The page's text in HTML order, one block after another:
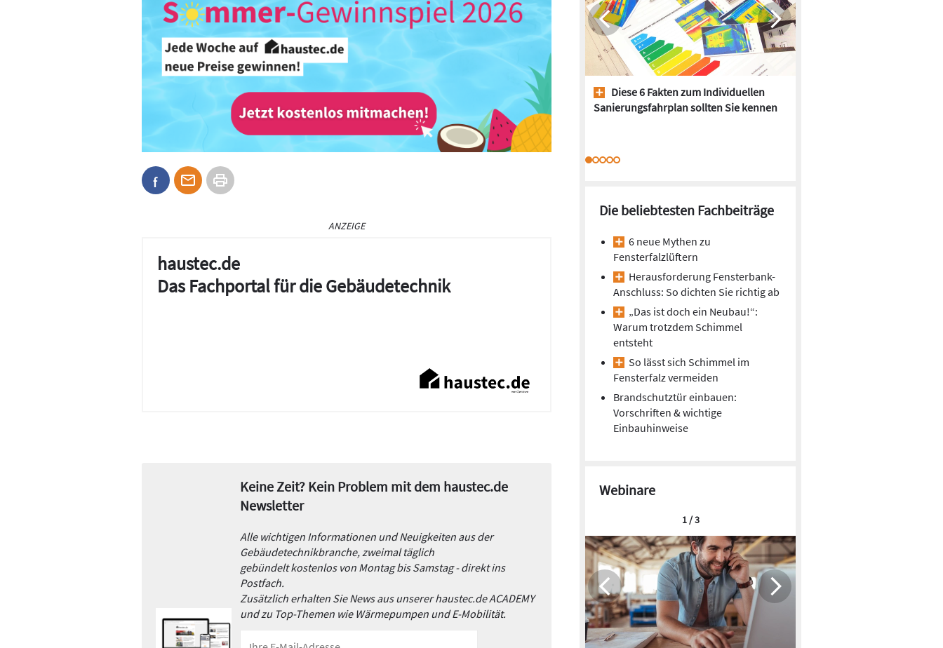
ANZEIGE
haustec.de
Das Fachportal für die Gebäudetechnik
Keine Zeit? Kein Problem mit dem haustec.de
Newsletter
Alle wichtigen Informationen und Neuigkeiten aus der
Gebäudetechnikbranche, zweimal täglich
gebündelt kostenlos von Montag bis Samstag - direkt ins
Postfach.
Zusätzlich erhalten Sie News aus unserer haustec.de ACADEMY
und zu Top-Themen wie Wärmepumpen und E-Mobilität.
Diese 6 Fakten zum Individuellen
Sanierungsfahrplan sollten Sie kennen
Die beliebtesten Fachbeiträge
6 neue Mythen zu
Fensterfalzlüftern
Herausforderung Fensterbank-
Anschluss: So dichten Sie richtig ab
„Das ist doch ein Neubau!“:
Warum trotzdem Schimmel
entsteht
So lässt sich Schimmel im
Fensterfalz vermeiden
Brandschutztür einbauen:
Vorschriften & wichtige
Einbauhinweise
Webinare
1 / 3